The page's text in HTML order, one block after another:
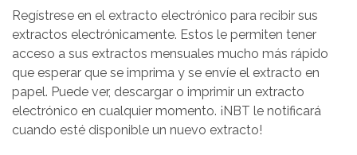
Regístrese en el extracto electrónico para recibir sus
extractos electrónicamente. Estos le permiten tener
acceso a sus extractos mensuales mucho más rápido
que esperar que se imprima y se envíe el extracto en
papel. Puede ver, descargar o imprimir un extracto
electrónico en cualquier momento. ¡NBT le notificará
cuando esté disponible un nuevo extracto!